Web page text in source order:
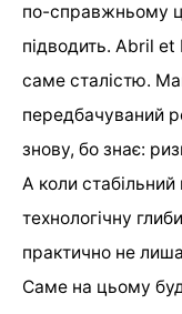
по-справжньому
підводить. Abril
саме сталістю.
передбачуваний
знову, бо знає:
А коли
технологічну
практично не
Саме на цьому